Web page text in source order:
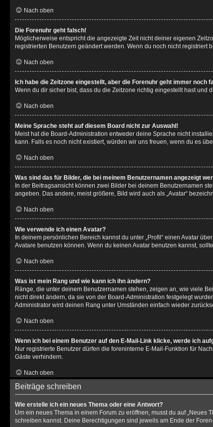
Nach oben
Die Forenuhr geht falsch!
Möglicherweise entspricht die angezeigte Zeit nicht deiner eigenen
registrierten Benutzern geändert werden. Wenn du noch nicht registriert
Nach oben
Ich habe die Zeitzone eingestellt, aber die Forenuhr geht immer noch
Wenn du dir sicher bist, dass du die Zeitzone richtig eingestellt hast und
Nach oben
Meine Sprache steht auf diesem Board nicht zur Auswahl!
Meist hat die Board-Administration entweder deine Sprache nicht
kann. Falls es noch nicht existiert, würden wir uns freuen, wenn du es
Nach oben
Was sind das für Bilder, die bei meinem Benutzernamen angezeigt
In der Beitragsansicht können zwei Bilder bei deinem Benutzernamen
angeben. Das andere, meist größere, Bild wird auch als „Avatar“
Nach oben
Wie verwende ich einen Avatar?
In deinem persönlichen Bereich kannst du unter „Profil“ einen Avatar
Avatare benutzen können. Wenn du keinen Avatar benutzen kannst,
Nach oben
Was ist mein Rang und wie kann ich ihn ändern?
Ränge, die unter deinem Benutzernamen stehen, zeigen an, wie viele
nicht direkt ändern, da sie von der Board-Administration festgelegt
Administrator wird deinen Rang unter Umständen einfach wieder
Nach oben
Wenn ich bei einem Benutzer auf den E-Mail-Link klicke, werde ich
Nur registrierte Benutzer dürfen die foreninterne E-Mail-Funktion für
Gäste verhindern.
Nach oben
Beiträge schreiben
Wie erstelle ich ein neues Thema oder eine Antwort?
Um ein neues Thema in einem Forum zu eröffnen, musst du auf „Neues
schreiben kannst. Deine Berechtigungen sind jeweils am Ende der